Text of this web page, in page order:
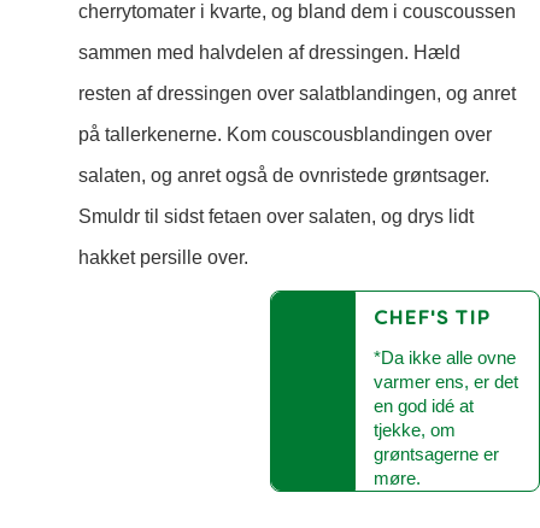
cherrytomater i kvarte, og bland dem i couscoussen
sammen med halvdelen af dressingen. Hæld
resten af dressingen over salatblandingen, og anret
på tallerkenerne. Kom couscousblandingen over
salaten, og anret også de ovnristede grøntsager.
Smuldr til sidst fetaen over salaten, og drys lidt
hakket persille over.
CHEF'S TIP
*Da ikke alle ovne
varmer ens, er det
en god idé at
tjekke, om
grøntsagerne er
møre.